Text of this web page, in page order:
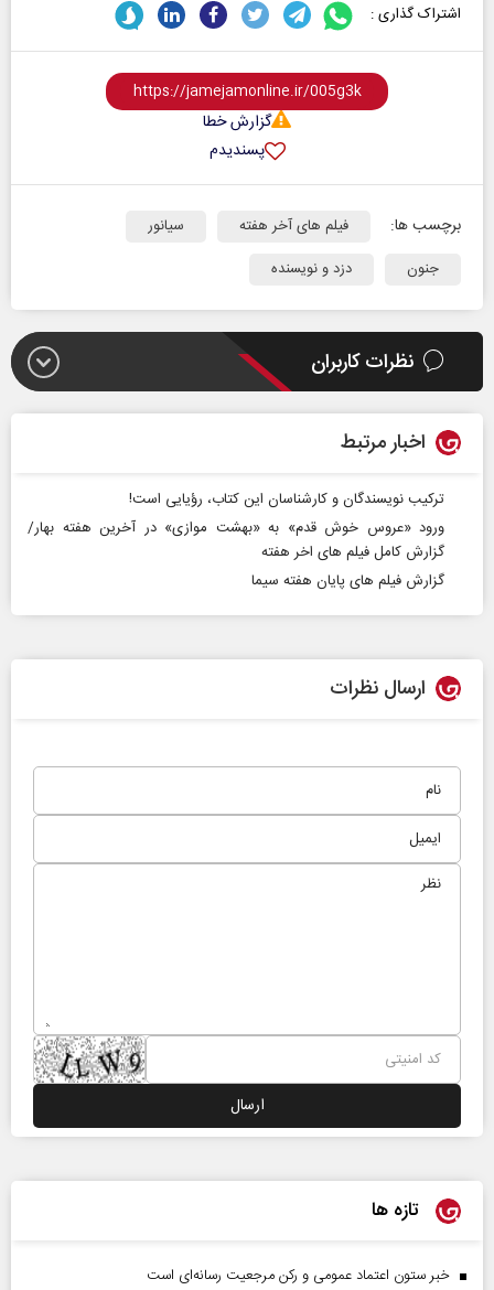
اشتراک گذاری :
گزارش خطا
پسندیدم
برچسب ها: فیلم های آخر هفته
سیانور
جنون
دزد و نویسنده
نظرات کاربران
اخبار مرتبط
ترکیب نویسندگان و کارشناسان این کتاب، رؤیایی است!
ورود «عروس خوش قدم» به «بهشت موازی» در آخرین هفته بهار/
گزارش کامل فیلم های اخر هفته
گزارش فیلم های پایان هفته سیما
ارسال نظرات
تازه ها
خبر ستون اعتماد عمومی و رکن مرجعیت رسانه‌ای است